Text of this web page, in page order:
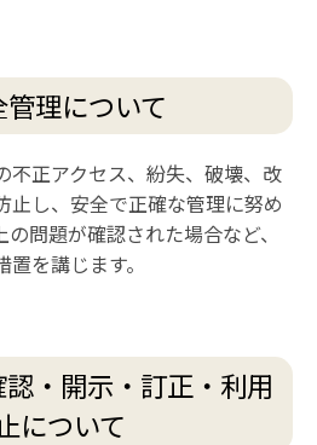
理について
不正アクセス、紛失、破壊、改
止し、安全で正確な管理に努め
問題が確認された場合など、
を講じます。
・開示・訂正・利用
について